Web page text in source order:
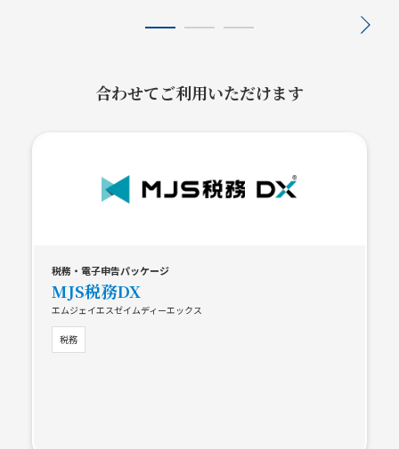
合わせてご利用いただけます
税務・電子申告パッケージ
MJS税務DX
エムジェイエスゼイムディーエックス
税務